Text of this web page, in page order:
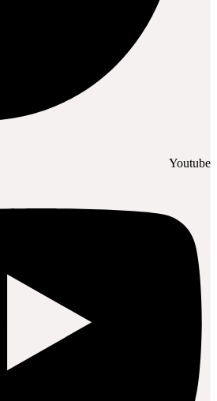
Youtube